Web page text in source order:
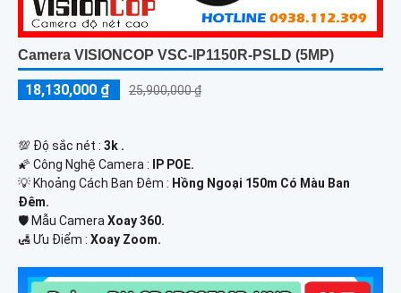
Camera VISIONCOP VSC-IP1150R-PSLD (5MP)
18,130,000 ₫ 25,900,000 ₫
💯 Độ sắc nét : 3k .
🌠 Công Nghệ Camera :
IP POE.
💡 Khoảng Cách Ban Đêm : Hồng Ngoại 150m Có Màu Ban
Ðêm.
🛡 Mẫu CameraXoay 360.
️🛃 Ưu Điểm : Xoay Zoom.